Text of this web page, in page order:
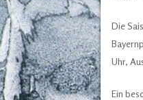
Die
Uhr,
Ein